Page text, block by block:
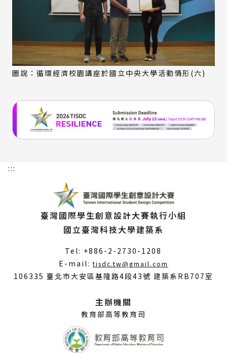
圖說：循環經濟校園講座於國立中央大學活動情形(六)
:::
臺灣國際學生創意設計大賽執行小組
國立臺灣科技大學建築系
Tel: +886-2-2730-1208
E-mail:tisdc.tw@gmail.com
開
106335 臺北市大安區基隆路4段43號 建築系RB707室
主辦機關
教育部高等教育司